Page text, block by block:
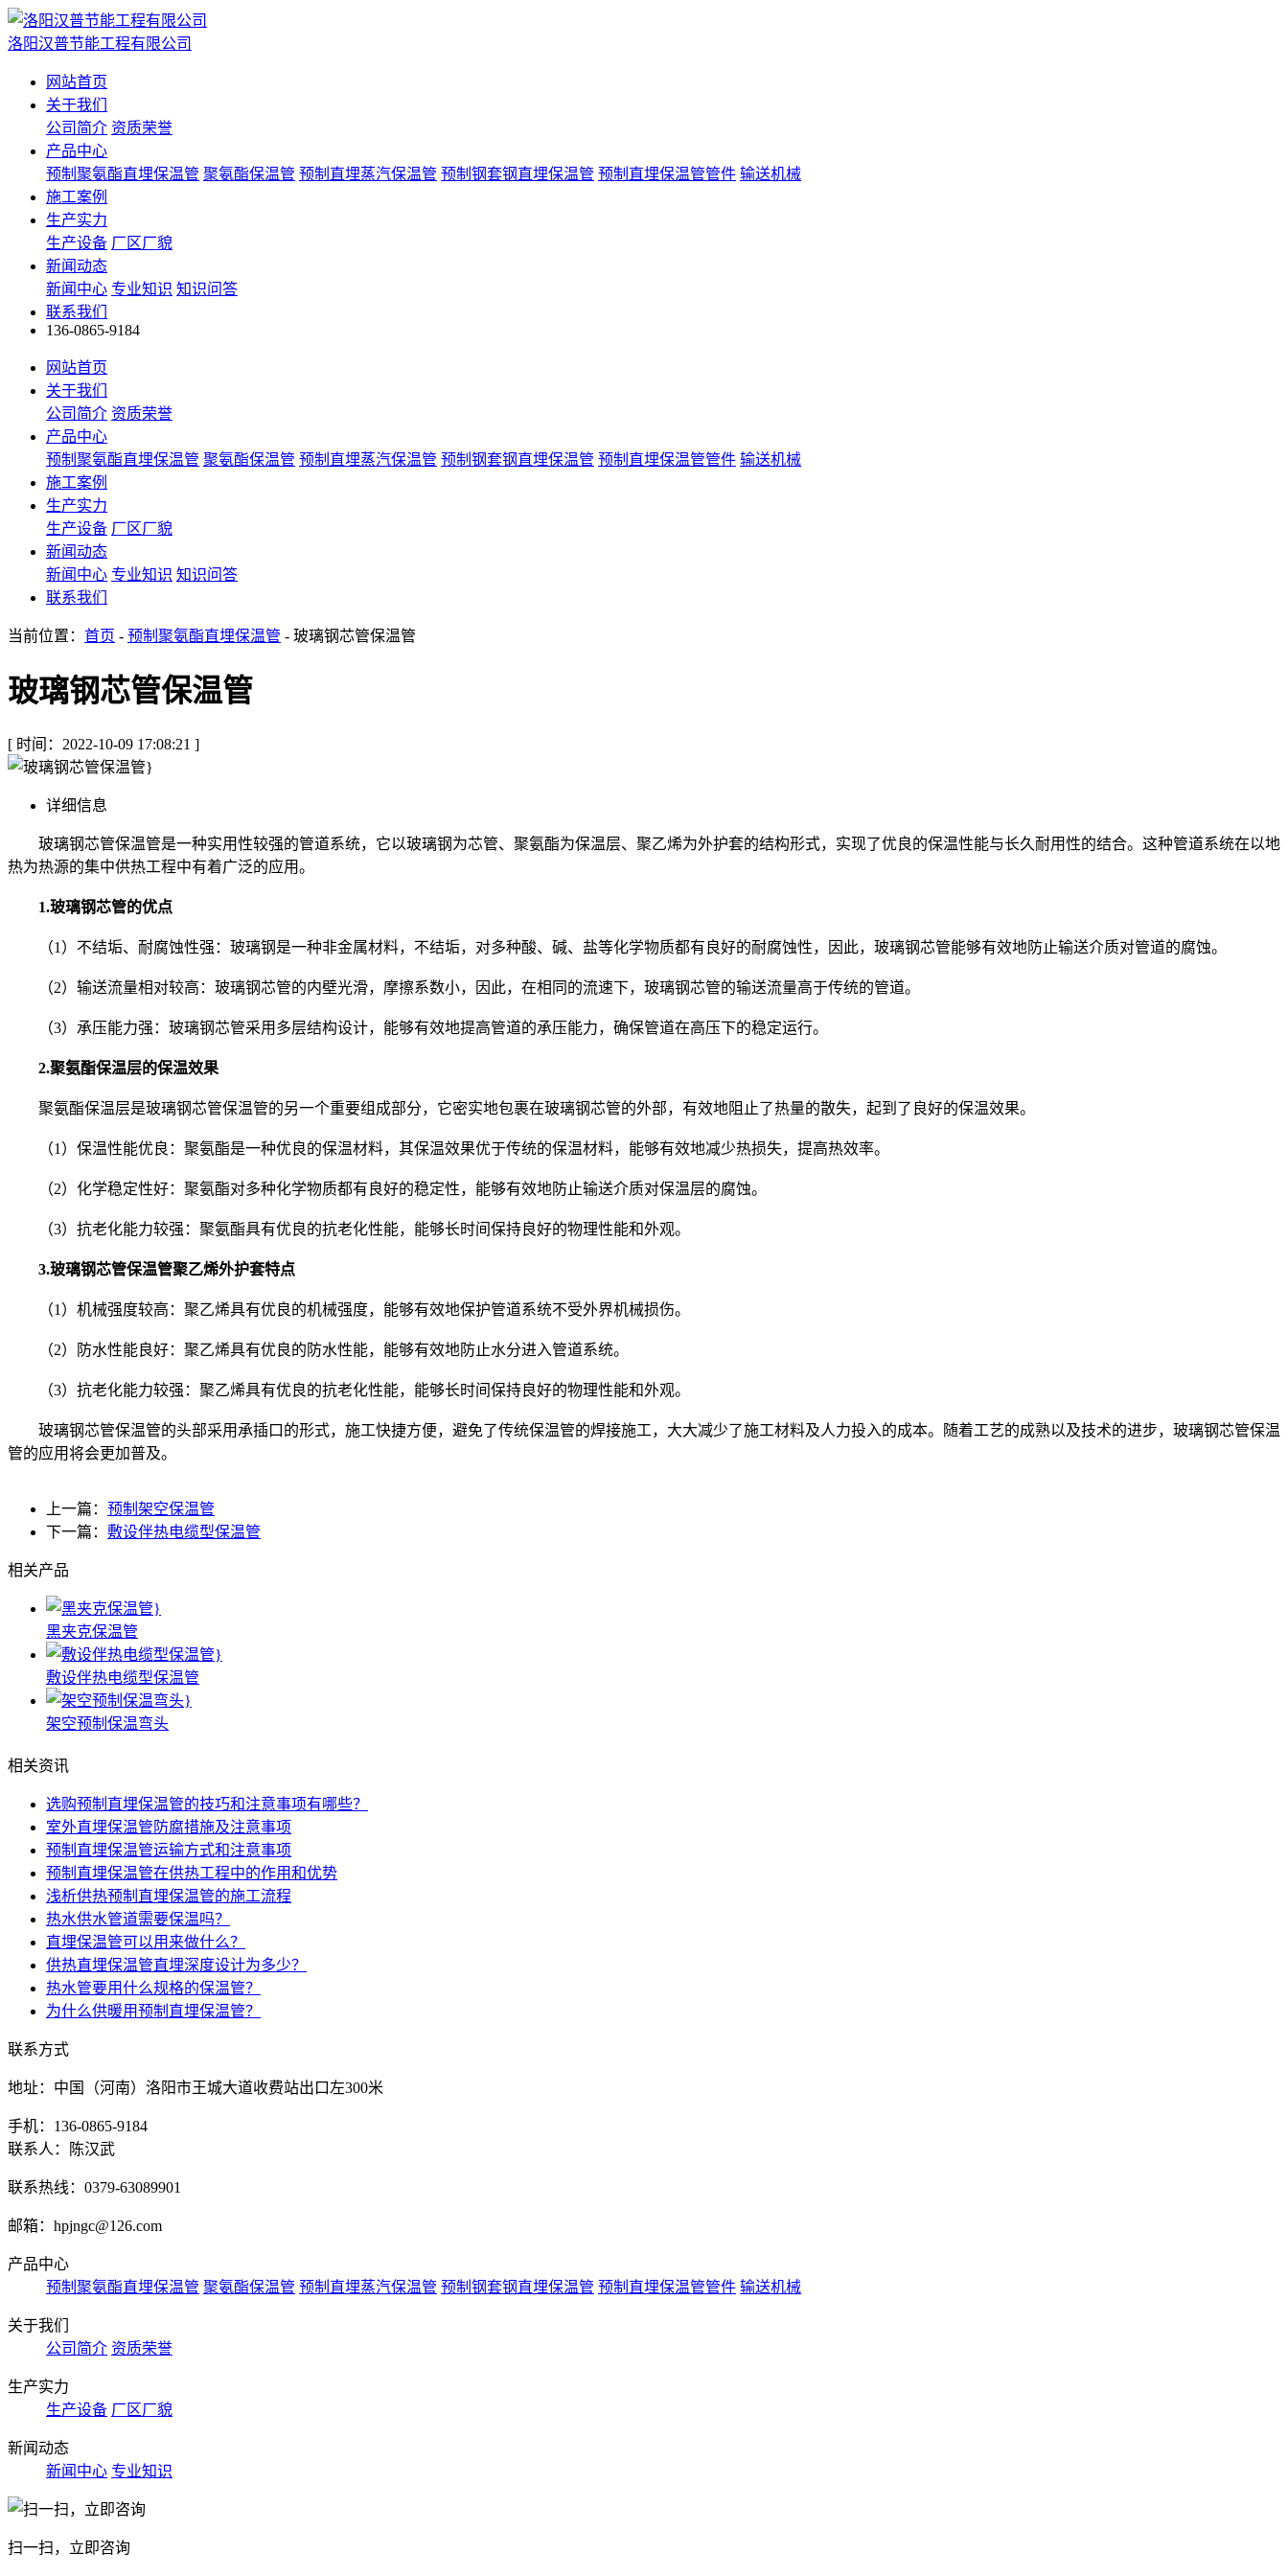
洛阳汉普节能工程有限公司
网站首页
关于我们
公司简介 资质荣誉
产品中心
预制聚氨酯直埋保温管 聚氨酯保温管 预制直埋蒸汽保温管 预制钢套钢直埋保温管 预制直埋保温管管件 输送机械
施工案例
生产实力
生产设备 厂区厂貌
新闻动态
新闻中心 专业知识 知识问答
联系我们
136-0865-9184
网站首页
关于我们
公司简介 资质荣誉
产品中心
预制聚氨酯直埋保温管 聚氨酯保温管 预制直埋蒸汽保温管 预制钢套钢直埋保温管 预制直埋保温管管件 输送机械
施工案例
生产实力
生产设备 厂区厂貌
新闻动态
新闻中心 专业知识 知识问答
联系我们
当前位置： 首页 - 预制聚氨酯直埋保温管 - 玻璃钢芯管保温管
玻璃钢芯管保温管
[ 时间：2022-10-09 17:08:21 ]
详细信息
玻璃钢芯管保温管是一种实用性较强的管道系统，它以玻璃钢为芯管、聚氨酯为保温层、聚乙烯为外护套的结构形式，实现了优良的保温性能与长久耐用性的结合。这种管道系统在以地
热为热源的集中供热工程中有着广泛的应用。
1.玻璃钢芯管的优点
（1）不结垢、耐腐蚀性强：玻璃钢是一种非金属材料，不结垢，对多种酸、碱、盐等化学物质都有良好的耐腐蚀性，因此，玻璃钢芯管能够有效地防止输送介质对管道的腐蚀。
（2）输送流量相对较高：玻璃钢芯管的内壁光滑，摩擦系数小，因此，在相同的流速下，玻璃钢芯管的输送流量高于传统的管道。
（3）承压能力强：玻璃钢芯管采用多层结构设计，能够有效地提高管道的承压能力，确保管道在高压下的稳定运行。
2.聚氨酯保温层的保温效果
聚氨酯保温层是玻璃钢芯管保温管的另一个重要组成部分，它密实地包裹在玻璃钢芯管的外部，有效地阻止了热量的散失，起到了良好的保温效果。
（1）保温性能优良：聚氨酯是一种优良的保温材料，其保温效果优于传统的保温材料，能够有效地减少热损失，提高热效率。
（2）化学稳定性好：聚氨酯对多种化学物质都有良好的稳定性，能够有效地防止输送介质对保温层的腐蚀。
（3）抗老化能力较强：聚氨酯具有优良的抗老化性能，能够长时间保持良好的物理性能和外观。
3.玻璃钢芯管保温管聚乙烯外护套特点
（1）机械强度较高：聚乙烯具有优良的机械强度，能够有效地保护管道系统不受外界机械损伤。
（2）防水性能良好：聚乙烯具有优良的防水性能，能够有效地防止水分进入管道系统。
（3）抗老化能力较强：聚乙烯具有优良的抗老化性能，能够长时间保持良好的物理性能和外观。
玻璃钢芯管保温管的头部采用承插口的形式，施工快捷方便，避免了传统保温管的焊接施工，大大减少了施工材料及人力投入的成本。随着工艺的成熟以及技术的进步，玻璃钢芯管保温
管的应用将会更加普及。
上一篇： 预制架空保温管
下一篇： 敷设伴热电缆型保温管
相关产品
黑夹克保温管
敷设伴热电缆型保温管
架空预制保温弯头
相关资讯
选购预制直埋保温管的技巧和注意事项有哪些？
室外直埋保温管防腐措施及注意事项
预制直埋保温管运输方式和注意事项
预制直埋保温管在供热工程中的作用和优势
浅析供热预制直埋保温管的施工流程
热水供水管道需要保温吗？
直埋保温管可以用来做什么？
供热直埋保温管直埋深度设计为多少？
热水管要用什么规格的保温管？
为什么供暖用预制直埋保温管？
联系方式
地址：中国（河南）洛阳市王城大道收费站出口左300米
手机：136-0865-9184
联系人：陈汉武
联系热线：0379-63089901
邮箱：hpjngc@126.com
产品中心
预制聚氨酯直埋保温管 聚氨酯保温管 预制直埋蒸汽保温管 预制钢套钢直埋保温管 预制直埋保温管管件 输送机械
关于我们
公司简介 资质荣誉
生产实力
生产设备 厂区厂貌
新闻动态
新闻中心 专业知识
扫一扫，立即咨询